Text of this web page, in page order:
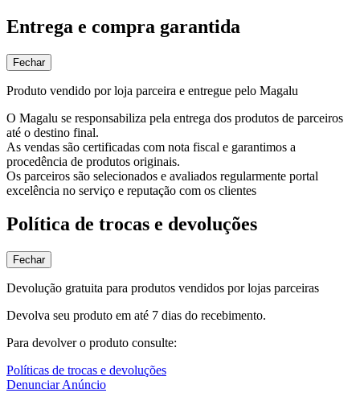
Entrega e compra garantida
Fechar
Produto vendido por loja parceira e entregue pelo Magalu
O Magalu se responsabiliza pela entrega dos produtos de parceiros
até o destino final.
As vendas são certificadas com nota fiscal e garantimos a
procedência de produtos originais.
Os parceiros são selecionados e avaliados regularmente portal
excelência no serviço e reputação com os clientes
Política de trocas e devoluções
Fechar
Devolução gratuita para produtos vendidos por lojas parceiras
Devolva seu produto em até 7 dias do recebimento.
Para devolver o produto consulte:
Políticas de trocas e devoluções
Denunciar Anúncio